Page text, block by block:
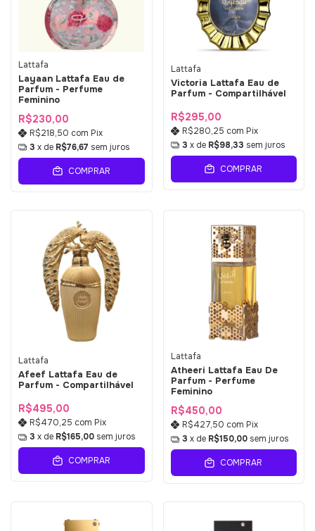
Lattafa
Layaan Lattafa Eau de
Parfum - Perfume
Feminino
R$230,00
R$218,50 com Pix
3 x de R$76,67 sem juros
COMPRAR
Lattafa
Victoria Lattafa Eau de
Parfum - Compartilhável
R$295,00
R$280,25 com Pix
3 x de R$98,33 sem juros
COMPRAR
Lattafa
Afeef Lattafa Eau de
Parfum - Compartilhável
R$495,00
R$470,25 com Pix
3 x de R$165,00 sem juros
COMPRAR
Lattafa
Atheeri Lattafa Eau De
Parfum - Perfume
Feminino
R$450,00
R$427,50 com Pix
3 x de R$150,00 sem juros
COMPRAR